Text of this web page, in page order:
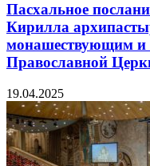
Пасхальное
Кирилла
монашествующим и
Православной
19.04.2025